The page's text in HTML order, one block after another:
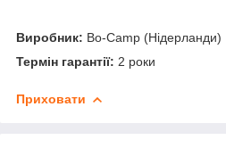
Виробник: Bo-Camp (Нідерланди)
Термін гарантії: 2 роки
Приховати